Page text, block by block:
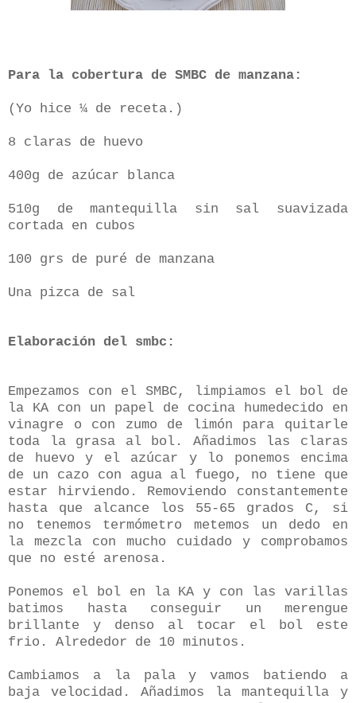
Para la cobertura de SMBC de manzana:
(Yo hice ¼ de receta.)
8 claras de huevo
400g de azúcar blanca
510g de mantequilla sin sal suavizada
cortada en cubos
100 grs de puré de manzana
Una pizca de sal
Elaboración del smbc:
Empezamos con el SMBC, limpiamos el bol de
la KA con un papel de cocina humedecido en
vinagre o con zumo de limón para quitarle
toda la grasa al bol. Añadimos las claras
de huevo y el azúcar y lo ponemos encima
de un cazo con agua al fuego, no tiene que
estar hirviendo. Removiendo constantemente
hasta que alcance los 55-65 grados C, si
no tenemos termómetro metemos un dedo en
la mezcla con mucho cuidado y comprobamos
que no esté arenosa.
Ponemos el bol en la KA y con las varillas
batimos hasta conseguir un merengue
brillante y denso al tocar el bol este
frio. Alrededor de 10 minutos.
Cambiamos a la pala y vamos batiendo a
baja velocidad. Añadimos la mantequilla y